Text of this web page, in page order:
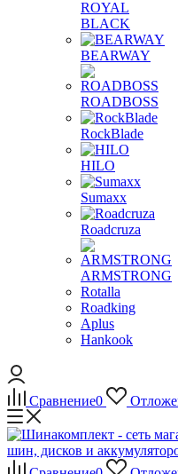
ROYAL
BLACK
BEARWAY
ROADBOSS
RockBlade
HILO
Sumaxx
Roadcruza
ARMSTRONG
Rotalla
Roadking
Aplus
Hankook
Сравнение0